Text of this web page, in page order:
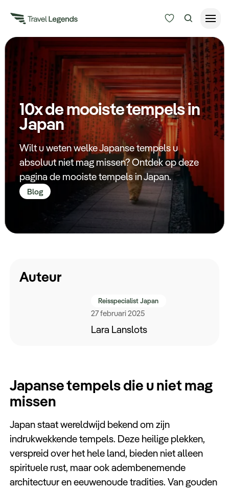
Alle bestemmingen
Type reizen
Bedrijfsreizen
Inspiratie
Over ons
Keuzehulp
Reisduur
Budget
Zoeken
10x de mooiste tempels in
Japan
Wilt u weten welke Japanse tempels u
absoluut niet mag missen? Ontdek op deze
pagina de mooiste tempels in Japan.
Blog
Auteur
Reisspecialist Japan
27 februari 2025
Lara Lanslots
Japanse tempels die u niet mag
missen
Japan staat wereldwijd bekend om zijn
indrukwekkende tempels. Deze heilige plekken,
verspreid over het hele land, bieden niet alleen
spirituele rust, maar ook adembenemende
architectuur en eeuwenoude tradities. Van gouden